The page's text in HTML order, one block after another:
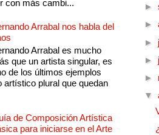
con más cambi...
Arrabal nos habla del
Arrabal es mucho
que un artista singular, es
de los últimos ejemplos
artístico plural que quedan
de Composición Artística
para iniciarse en el Arte
►
►
►
►
►
▼